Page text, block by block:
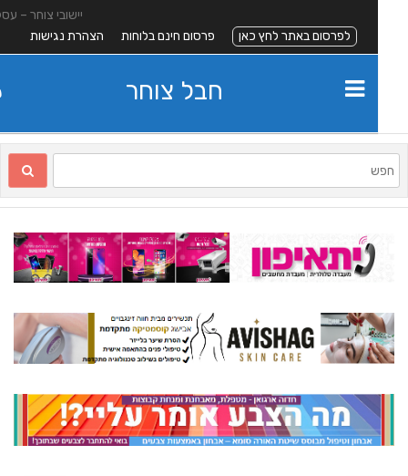
יישובי צוחר –
לפרסום באתר לחץ כאן
פרסום חינם בלוחות הצהרת נגישות
חבל צוחר